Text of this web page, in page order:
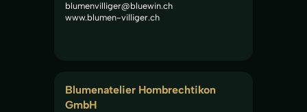
blumenvilliger@bluewin.ch
www.blumen-villiger.ch
Blumenatelier Hombrechtikon
GmbH